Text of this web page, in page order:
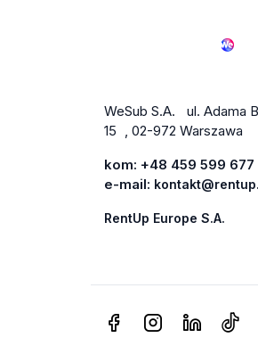
WeSub S.A. ul. Adama
15 , 02-972 Warszawa
kom: +48 459 599 677
e-mail:
RentUp Europe S.A.